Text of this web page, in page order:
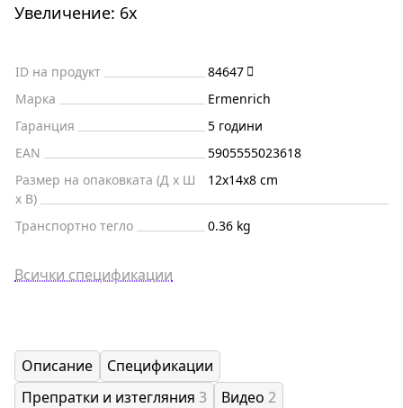
Увеличение: 6x
ID на продукт
84647
Марка
Ermenrich
Гаранция
5 години
EAN
5905555023618
Размер на опаковката (Д x Ш
x В)
12x14x8 cm
Транспортно тегло 0.36 kg
Всички спецификации
Описание
Спецификации
Препратки и изтегляния 3 Видео 2